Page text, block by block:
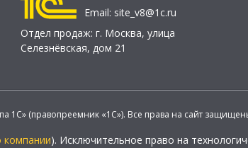
Email: site_v8@1c.ru
Отдел продаж: г. Москва, улица
Селезнёвская, дом 21
1С» (правопреемник «1С»). Все права на сайт
компании). Исключительное право на